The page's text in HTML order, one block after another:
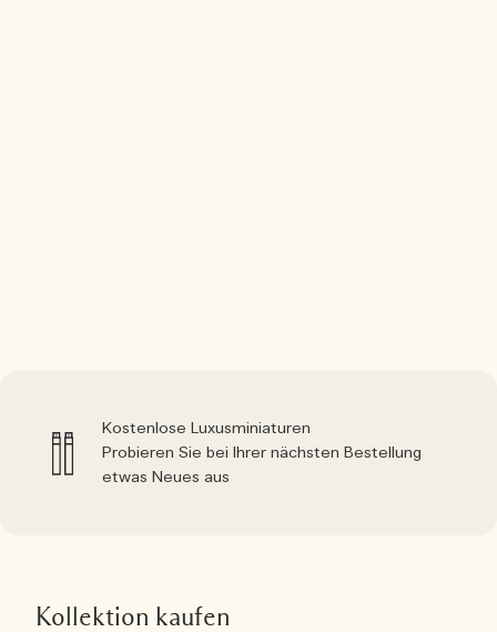
Kostenlose Luxusminiaturen
Probieren Sie bei Ihrer nächsten Bestellung
etwas Neues aus
Kollektion kaufen